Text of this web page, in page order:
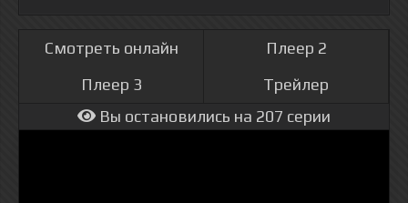
Смотреть онлайн
Плеер 2
Плеер 3
Трейлер
Вы остановились на 207 серии